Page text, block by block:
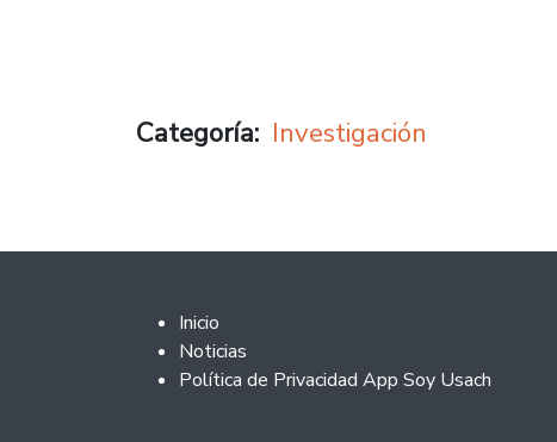
Categoría Investigación
Footer 2
Inicio
Noticias
Política de Privacidad App Soy Usach